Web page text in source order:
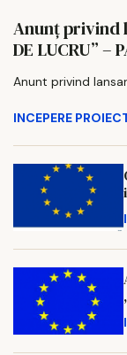
Anunț privind
Anunt privind
INCEPERE